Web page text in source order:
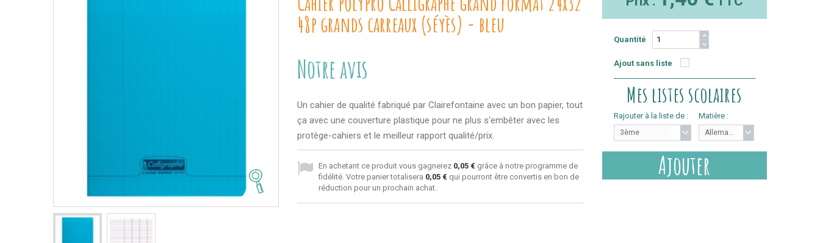
48p grands carreaux (séyès) - bleu
Notre avis
Un cahier de qualité fabriqué par Clairefontaine avec un bon papier, tout
ça avec une couverture plastique pour ne plus s'embêter avec les
protège-cahiers et le meilleur rapport qualité/prix.
En achetant ce produit vous gagnerez 0,05 €grâce à notre programme de
fidélité. Votre panier totalisera 0,05 €qui pourront être convertis en bon de
réduction pour un prochain achat.
Quantité
Ajout sans liste
Mes listes scolaires
Rajouter à la liste de :
3ème
Matière :
Allemand
Ajouter